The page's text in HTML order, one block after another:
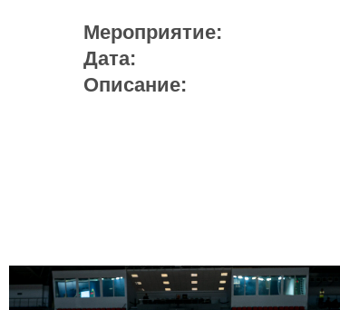
Мероприятие:
Дата:
Описание: